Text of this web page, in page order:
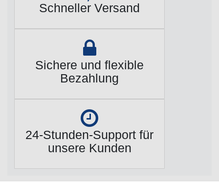
Schneller Versand
Sichere und flexible
Bezahlung
24-Stunden-Support für
unsere Kunden